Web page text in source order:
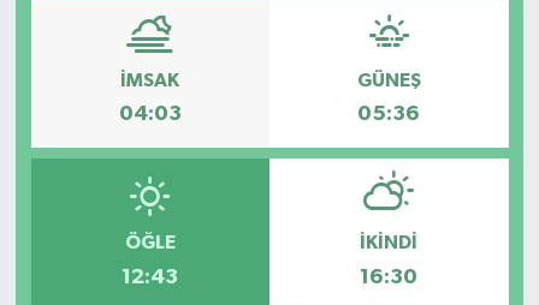
İMSAK
04:03
GÜNEŞ
05:36
ÖĞLE
12:43
İKINDI
16:30